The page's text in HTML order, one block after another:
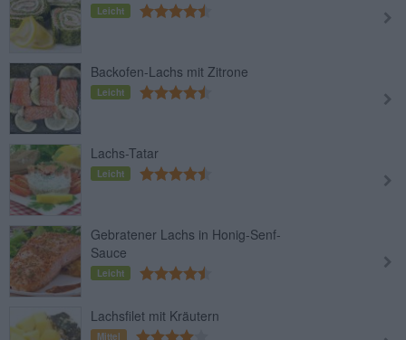
Leicht
Backofen-Lachs mit Zitrone
Leicht
Lachs-Tatar
Leicht
Gebratener Lachs in Honig-Senf-
Sauce
Leicht
Lachsfilet mit Kräutern
Mittel